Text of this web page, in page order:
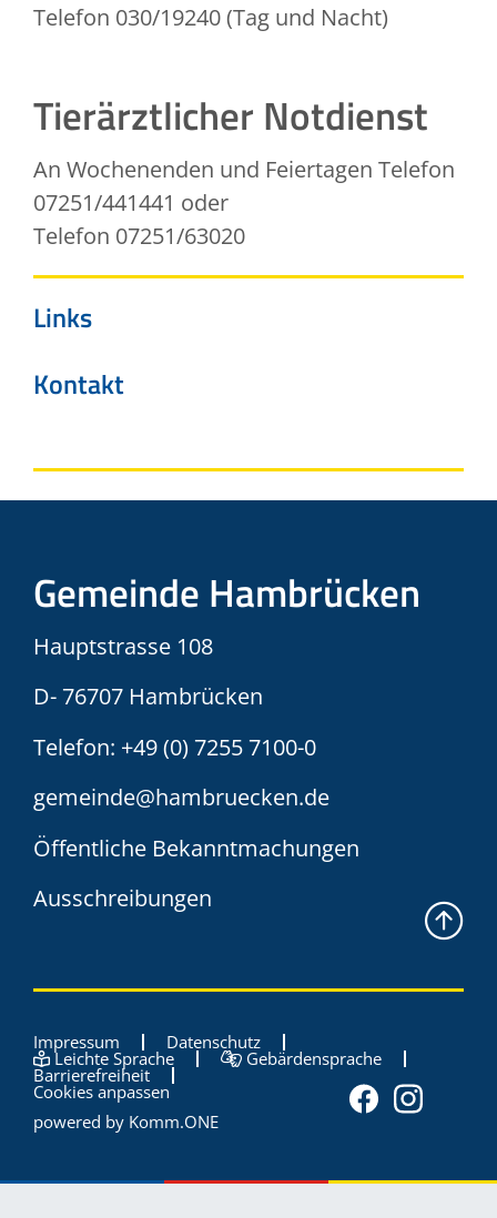
Telefon 030/19240 (Tag und Nacht)
Tierärztlicher Notdienst
An Wochenenden und Feiertagen Telefon
07251/441441 oder
Telefon 07251/63020
Links
Kontakt
Gemeinde Hambrücken
Hauptstrasse 108
D- 76707 Hambrücken
Telefon: +49 (0) 7255 7100-0
gemeinde@hambruecken.de
Öffentliche Bekanntmachungen
Ausschreibungen
Impressum Datenschutz
Leichte Sprache Gebärdensprache
Barrierefreiheit
Cookies anpassen
powered by Komm.ONE